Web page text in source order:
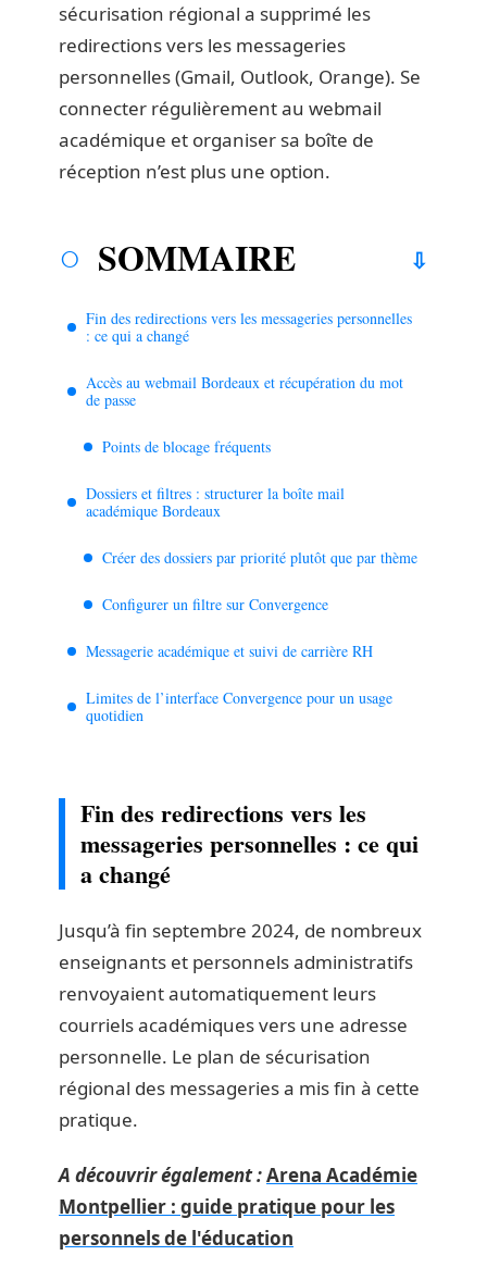
sécurisation régional a supprimé les
redirections vers les messageries
personnelles (Gmail, Outlook, Orange). Se
connecter régulièrement au webmail
académique et organiser sa boîte de
réception n’est plus une option.
SOMMAIRE
Fin des redirections vers les messageries personnelles
: ce qui a changé
Accès au webmail Bordeaux et récupération du mot
de passe
Points de blocage fréquents
Dossiers et filtres : structurer la boîte mail
académique Bordeaux
Créer des dossiers par priorité plutôt que par thème
Configurer un filtre sur Convergence
Messagerie académique et suivi de carrière RH
Limites de l’interface Convergence pour un usage
quotidien
Fin des redirections vers les
messageries personnelles : ce qui
a changé
Jusqu’à fin septembre 2024, de nombreux
enseignants et personnels administratifs
renvoyaient automatiquement leurs
courriels académiques vers une adresse
personnelle. Le plan de sécurisation
régional des messageries a mis fin à cette
pratique.
A découvrir également :Arena Académie
Montpellier : guide pratique pour les
personnels de l'éducation